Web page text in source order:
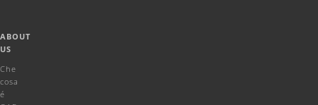
ABOUT
US
Che
cosa
é